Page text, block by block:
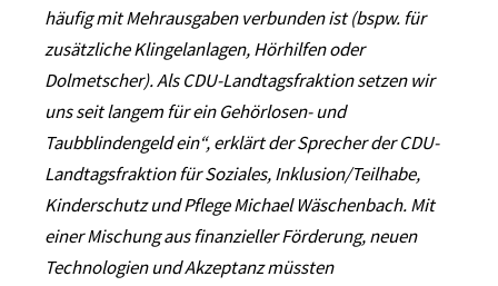
häufig mit Mehrausgaben verbunden ist (bspw. für
zusätzliche Klingelanlagen, Hörhilfen oder
Dolmetscher). Als CDU-Landtagsfraktion setzen wir
uns seit langem für ein Gehörlosen- und
Taubblindengeld ein“, erklärt der Sprecher der CDU-
Landtagsfraktion für Soziales, Inklusion/Teilhabe,
Kinderschutz und Pflege Michael Wäschenbach. Mit
einer Mischung aus finanzieller Förderung, neuen
Technologien und Akzeptanz müssten